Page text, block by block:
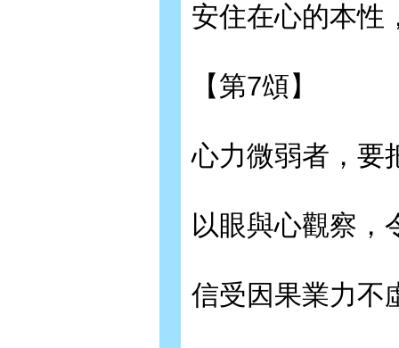
安住在心的本性
【第7頌】
心力微弱者，要
以眼與心觀察，
信受因果業力不